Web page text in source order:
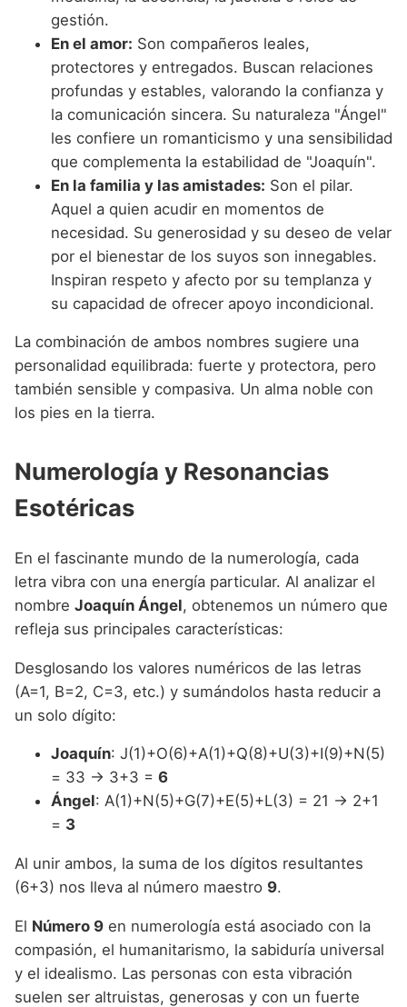
gestión.
En el amor: Son compañeros leales,
protectores y entregados. Buscan relaciones
profundas y estables, valorando la confianza y
la comunicación sincera. Su naturaleza "Ángel"
les confiere un romanticismo y una sensibilidad
que complementa la estabilidad de "Joaquín".
En la familia y las amistades: Son el pilar.
Aquel a quien acudir en momentos de
necesidad. Su generosidad y su deseo de velar
por el bienestar de los suyos son innegables.
Inspiran respeto y afecto por su templanza y
su capacidad de ofrecer apoyo incondicional.
La combinación de ambos nombres sugiere una
personalidad equilibrada: fuerte y protectora, pero
también sensible y compasiva. Un alma noble con
los pies en la tierra.
Numerología y Resonancias
Esotéricas
En el fascinante mundo de la numerología, cada
letra vibra con una energía particular. Al analizar el
nombre Joaquín Ángel, obtenemos un número que
refleja sus principales características:
Desglosando los valores numéricos de las letras
(A=1, B=2, C=3, etc.) y sumándolos hasta reducir a
un solo dígito:
Joaquín: J(1)+O(6)+A(1)+Q(8)+U(3)+I(9)+N(5)
= 33 → 3+3 = 6
Ángel: A(1)+N(5)+G(7)+E(5)+L(3) = 21 → 2+1
= 3
Al unir ambos, la suma de los dígitos resultantes
(6+3) nos lleva al número maestro 9.
El Número 9 en numerología está asociado con la
compasión, el humanitarismo, la sabiduría universal
y el idealismo. Las personas con esta vibración
suelen ser altruistas, generosas y con un fuerte